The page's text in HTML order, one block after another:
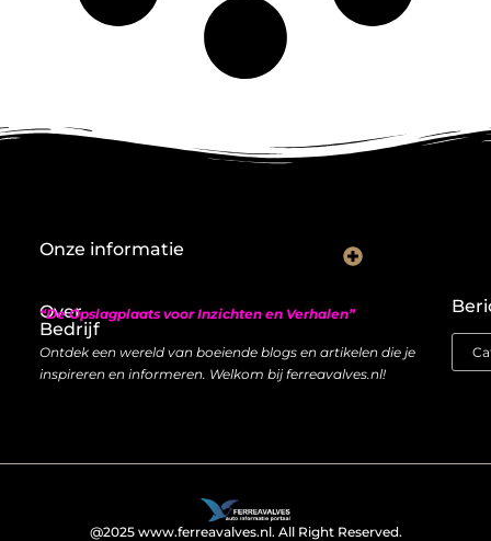
Over
Bedrijf
“De Opslagplaats voor Inzichten en Verhalen”
Ontdek een wereld van boeiende blogs en artikelen die je
inspireren en informeren. Welkom bij ferreavalves.nl!
Onze informatie
@2025 www.ferreavalves.nl. All Right Reserved.